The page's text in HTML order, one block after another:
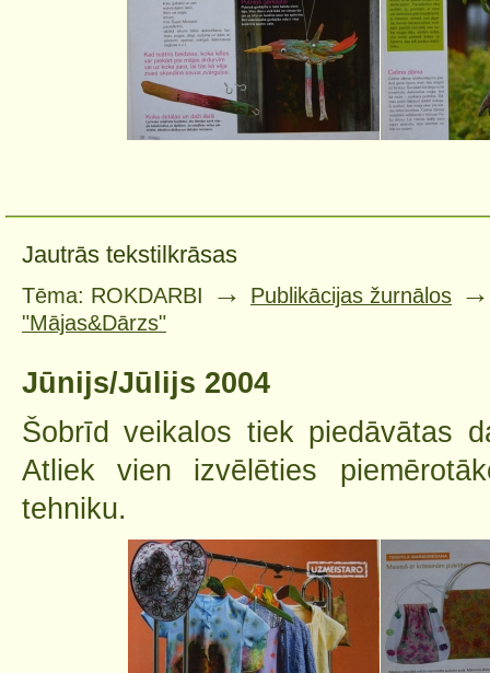
Jautrās tekstilkrāsas
Tēma: ROKDARBI → Publikācijas žurnālos
"Mājas&Dārzs"
Jūnijs/Jūlijs 2004
Šobrīd veikalos tiek piedāvātas
Atliek vien izvēlēties
tehniku.